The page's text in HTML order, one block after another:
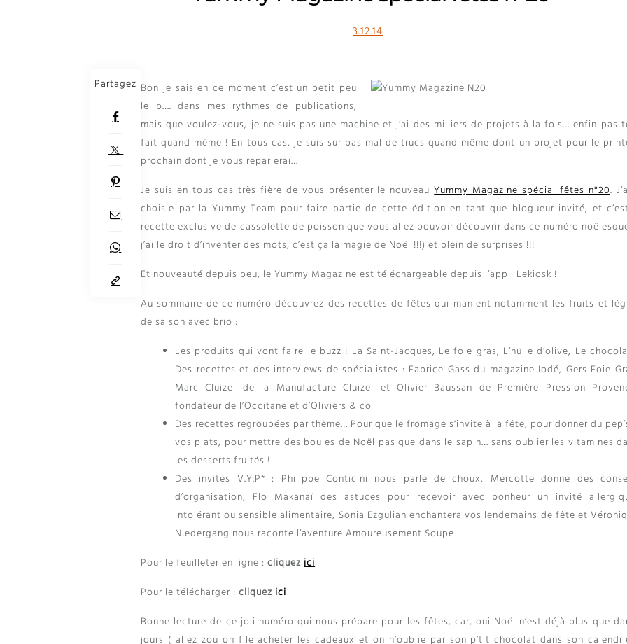
3.12.14
Partagez Bon je sais en ce moment c’est un petit peu
le b…. dans mes rythmes de publications,
mais que voulez-vous, je ne suis pas une machine et j’ai des milliers de projets à la fois… enfin pas
fait quand même ! En tous cas, je suis sur pas mal de trucs quand même dont un projet pour le
prochain dont je vous reparlerai…
Je suis en tous cas très fière de vous présenter le nouveauYummy Magazine spécial fêtes n°20.
choisie par la Yummy Team pour faire partie de cette édition en tant que blogueur invité, et
recette exclusive de cassolette de poisson que vous allez pouvoir découvrir dans ce numéro
j’ai le droit d’inventer des mots, c’est ça la magie de Noël !!!) et plein de surprises !!!
Et nouveauté depuis peu, le Yummy Magazine est téléchargeable depuis l’appli Lekiosk !
Au sommaire de ce numéro découvrez des recettes de fêtes qui manient notamment les fruits et
de saison avec brio :
Les produits qui vont faire le buzz ! La Saint-Jacques, Le foie gras, L’huile d’olive, Le
Des recettes et des interviews de spécialistes : Fabrice Gass du magazine Iodé, Gers Foie
Marc Cluizel de la Manufacture Cluizel et Olivier Baussan de Première Pression
fondateur de l’Occitane et d’Oliviers & co
Des recettes regroupées par thème… Pour que le fromage s‘invite à la fête, pour donner du
vos plats, pour mettre des boules de Noël pas que dans le sapin… sans oublier les vitamines
les desserts fruités !
Des invités V.Y.P* : Philippe Conticini nous parle de choux, Mercotte donne des
d’organisation, Flo Makanaï des astuces pour recevoir avec bonheur un invité
intolérant ou sensible alimentaire, Sonia Ezgulian enchantera vos lendemains de fête et
Niedergang nous raconte l’aventure Amoureusement Soupe
Pour le feuilleter en ligne :cliquezici
Pour le télécharger :cliquezici
Bonne lecture de ce joli numéro qui nous prépare pour les fêtes, car, oui Noël n’est déjà plus que
jours ( allez zou on file acheter les cadeaux et on n’oublie par son p’tit chocolat dans son